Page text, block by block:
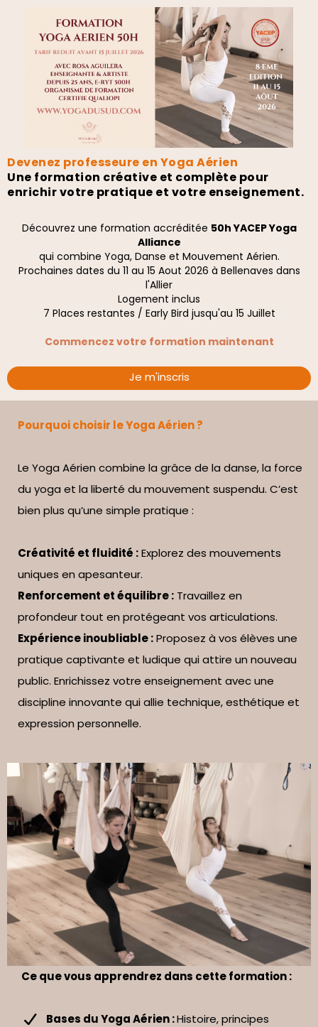
Devenez professeure en Yoga Aérien
Une formation créative et complète pour
enrichir votre pratique et votre enseignement.
Découvrez une formation accréditée 50h YACEP Yoga
Alliance
qui combine Yoga, Danse et Mouvement Aérien.
Prochaines dates du 11 au 15 Aout 2026 à Bellenaves dans
l'Allier
Logement inclus
7 Places restantes / Early Bird jusqu'au 15 Juillet
Commencez votre formation maintenant
Je m'inscris
Pourquoi choisir le Yoga Aérien ?
Le Yoga Aérien combine la grâce de la danse, la force
du yoga et la liberté du mouvement suspendu. C’est
bien plus qu’une simple pratique :
Créativité et fluidité :Explorez des mouvements
uniques en apesanteur.
Renforcement et équilibre : Travaillez en
profondeur tout en protégeant vos articulations.
Expérience inoubliable :Proposez à vos élèves une
pratique captivante et ludique qui attire un nouveau
public. Enrichissez votre enseignement avec une
discipline innovante qui allie technique, esthétique et
expression personnelle.
Ce que vous apprendrez dans cette formation :
Bases du Yoga Aérien :Histoire, principes